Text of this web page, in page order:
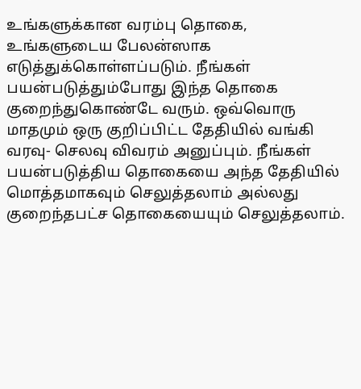
உங்களுக்கான வரம்பு தொகை,
உங்களுடைய பேலன்ஸாக
எடுத்துக்கொள்ளப்படும். நீங்கள்
பயன்படுத்தும்போது இந்த தொகை
குறைந்துகொண்டே வரும். ஒவ்வொரு
மாதமும் ஒரு குறிப்பிட்ட தேதியில் வங்கி
வரவு- செலவு விவரம் அனுப்பும். நீங்கள்
பயன்படுத்திய தொகையை அந்த தேதியில்
மொத்தமாகவும் செலுத்தலாம் அல்லது
குறைந்தபட்ச தொகையையும் செலுத்தலாம்.